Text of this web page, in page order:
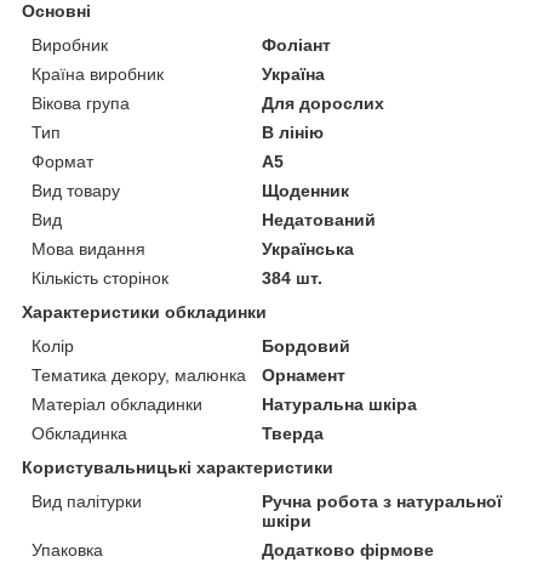
Основні
Виробник
Фоліант
Країна виробник
Україна
Вікова група
Для дорослих
Тип
В лінію
Формат
A5
Вид товару
Щоденник
Вид
Недатований
Мова видання
Українська
Кількість сторінок
384 шт.
Характеристики обкладинки
Колір
Бордовий
Тематика декору, малюнка
Орнамент
Матеріал обкладинки
Натуральна шкіра
Обкладинка
Тверда
Користувальницькі характеристики
Вид палітурки
Ручна робота з натуральної
шкіри
Упаковка
Додатково фірмове